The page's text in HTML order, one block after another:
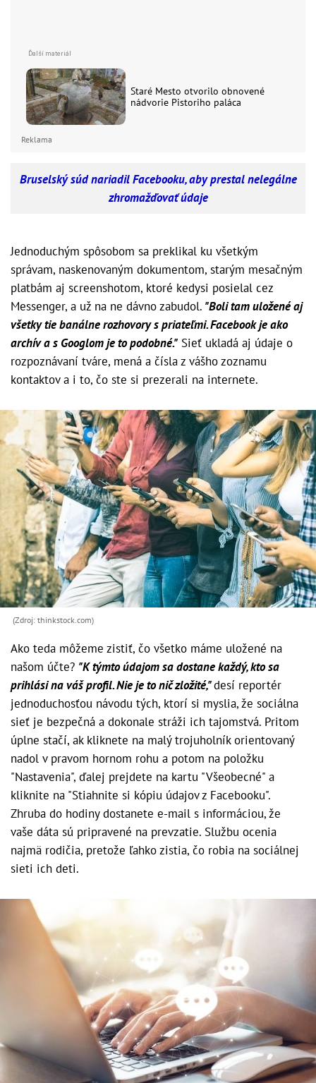
Staré Mesto otvorilo obnovené
nádvorie Pistoriho paláca
Reklama
Bruselský súd nariadil Facebooku, aby prestal nelegálne
zhromažďovať údaje
Jednoduchým spôsobom sa preklikal ku všetkým
správam, naskenovaným dokumentom, starým mesačným
platbám aj screenshotom, ktoré kedysi posielal cez
Messenger, a už na ne dávno zabudol. "Boli tam uložené aj
všetky tie banálne rozhovory s priateľmi. Facebook je ako
archív a s Googlom je to podobné." Sieť ukladá aj údaje o
rozpoznávaní tváre, mená a čísla z vášho zoznamu
kontaktov a i to, čo ste si prezerali na internete.
(Zdroj: thinkstock.com)
Ako teda môžeme zistiť, čo všetko máme uložené na
našom účte? "K týmto údajom sa dostane každý, kto sa
prihlási na váš profil. Nie je to nič zložité,"desí reportér
jednoduchosťou návodu tých, ktorí si myslia, že sociálna
sieť je bezpečná a dokonale stráži ich tajomstvá. Pritom
úplne stačí, ak kliknete na malý trojuholník orientovaný
nadol v pravom hornom rohu a potom na položku
"Nastavenia", ďalej prejdete na kartu "Všeobecné" a
kliknite na "Stiahnite si kópiu údajov z Facebooku".
Zhruba do hodiny dostanete e-mail s informáciou, že
vaše dáta sú pripravené na prevzatie. Službu ocenia
najmä rodičia, pretože ľahko zistia, čo robia na sociálnej
sieti ich deti.